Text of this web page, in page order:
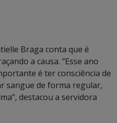
Braga conta que é
a causa. “Esse ano
é ter consciência de
sangue de forma regular,
destacou a servidora